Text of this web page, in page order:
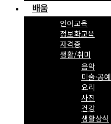
배움
언어교육
정보화교육
자격증
생활/취미
음악
미술·공예
요리
사진
건강
생활상식